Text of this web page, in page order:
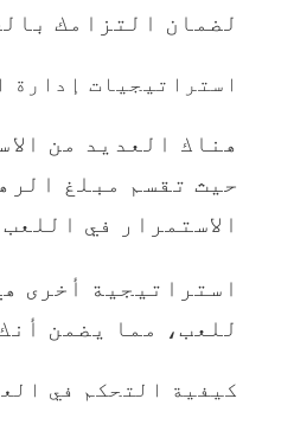
لضمان التزامك
استراتيجيات إدارة
هناك العديد من
حيث تقسم مبلغ
الاستمرار في
استراتيجية أخرى
للعب، مما يضمن
كيفية التحكم في